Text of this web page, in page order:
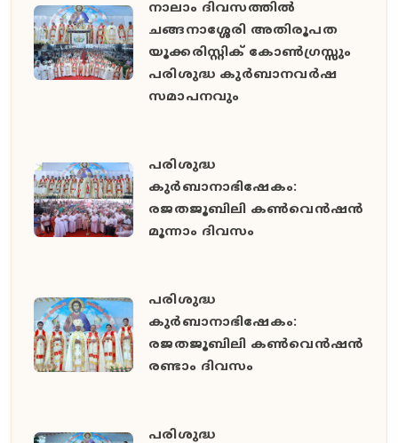
നാലാം ദിവസത്തിൽ
ചങ്ങനാശ്ശേരി അതിരൂപത
യൂക്കരിസ്റ്റിക് കോൺഗ്രസ്സും
പരിശുദ്ധ കുർബാനവർഷ
സമാപനവും
പരിശുദ്ധ
കുർബാനാഭിഷേകം:
രജതജൂബിലി കൺവെൻഷൻ
മൂന്നാം ദിവസം
പരിശുദ്ധ
കുർബാനാഭിഷേകം:
രജതജൂബിലി കൺവെൻഷൻ
രണ്ടാം ദിവസം
പരിശുദ്ധ